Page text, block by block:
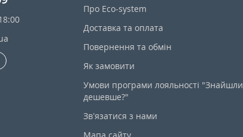
Про Eco-system
Доставка та оплата
Повернення та обмін
Як замовити
Умови програми лояльності "Знайшли
дешевше?"
Зв’язатися з нами
Мапа сайту